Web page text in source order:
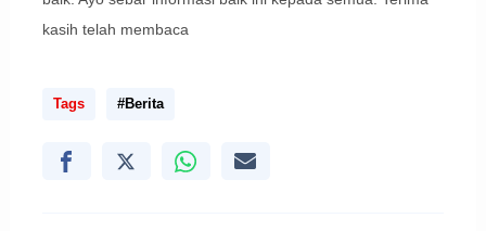
kasih telah membaca
Tags #Berita